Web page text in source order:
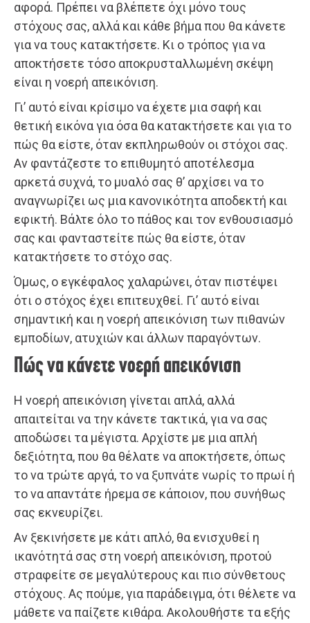
αφορά. Πρέπει να βλέπετε όχι μόνο τους
στόχους σας, αλλά και κάθε βήμα που θα κάνετε
για να τους κατακτήσετε. Κι ο τρόπος για να
αποκτήσετε τόσο αποκρυσταλλωμένη σκέψη
είναι η νοερή απεικόνιση.
Γι’ αυτό είναι κρίσιμο να έχετε μια σαφή και
θετική εικόνα για όσα θα κατακτήσετε και για το
πώς θα είστε, όταν εκπληρωθούν οι στόχοι σας.
Αν φαντάζεστε το επιθυμητό αποτέλεσμα
αρκετά συχνά, το μυαλό σας θ’ αρχίσει να το
αναγνωρίζει ως μια κανονικότητα αποδεκτή και
εφικτή. Βάλτε όλο το πάθος και τον ενθουσιασμό
σας και φανταστείτε πώς θα είστε, όταν
κατακτήσετε το στόχο σας.
Όμως, ο εγκέφαλος χαλαρώνει, όταν πιστέψει
ότι ο στόχος έχει επιτευχθεί. Γι’ αυτό είναι
σημαντική και η νοερή απεικόνιση των πιθανών
εμποδίων, ατυχιών και άλλων παραγόντων.
Πώς να κάνετε νοερή απεικόνιση
Η νοερή απεικόνιση γίνεται απλά, αλλά
απαιτείται να την κάνετε τακτικά, για να σας
αποδώσει τα μέγιστα. Αρχίστε με μια απλή
δεξιότητα, που θα θέλατε να αποκτήσετε, όπως
το να τρώτε αργά, το να ξυπνάτε νωρίς το πρωί ή
το να απαντάτε ήρεμα σε κάποιον, που συνήθως
σας εκνευρίζει.
Αν ξεκινήσετε με κάτι απλό, θα ενισχυθεί η
ικανότητά σας στη νοερή απεικόνιση, προτού
στραφείτε σε μεγαλύτερους και πιο σύνθετους
στόχους. Ας πούμε, για παράδειγμα, ότι θέλετε να
μάθετε να παίζετε κιθάρα. Ακολουθήστε τα εξής